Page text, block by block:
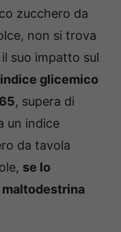
zucchero da
non si trova
suo impatto sul
glicemico
, supera di
un indice
da tavola
se lo